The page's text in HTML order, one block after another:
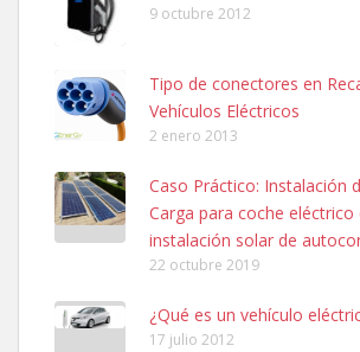
9 octubre 2012
Tipo de conectores en
Vehículos Eléctricos
2 enero 2013
Caso Práctico: Instalación
Carga para coche eléctrico
instalación solar de
22 octubre 2019
¿Qué es un vehículo
17 julio 2012